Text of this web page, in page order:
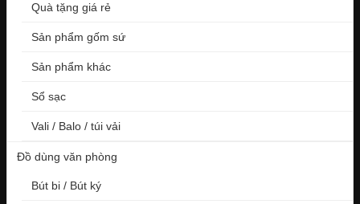
Quà tặng giá rẻ
Sản phẩm gốm sứ
Sản phẩm khác
Sổ sạc
Vali / Balo / túi vải
Đồ dùng văn phòng
Bút bi / Bút ký